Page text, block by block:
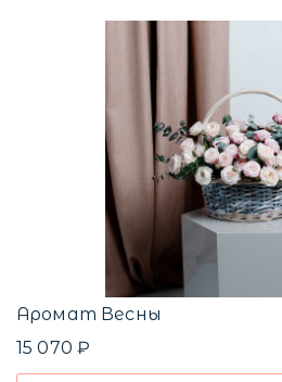
Аромат Весны
15 070 ₽